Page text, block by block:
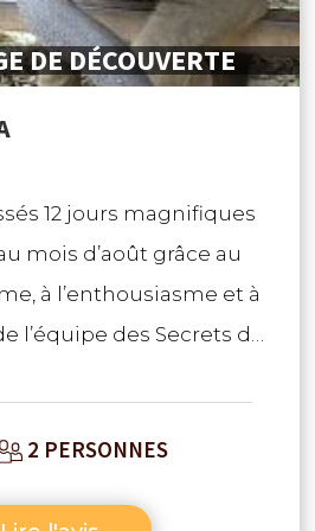
DE DÉCOUVERTE
12 jours magnifiques
mois d’août grâce au
à l’enthousiasme et à
l’équipe des Secrets du
par Sandrine
2 PERSONNES
est loin d’être un gros
des infrastructures
enfants, location de
ce qui permet de
naturel tout proche et
de masse. En bref,
Merci à l’agence
locale…